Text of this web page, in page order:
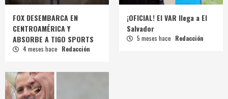
FOX DESEMBARCA EN
CENTROAMÉRICA Y
ABSORBE A TIGO SPORTS
4 meses hace Redacción
¡OFICIAL! El VAR llega a El
Salvador
5 meses hace Redacción